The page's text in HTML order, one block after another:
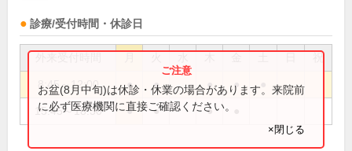
診療/受付時間・休診日
祝
8:45～12:00 ● ● ● ●
15:45～18:30 ● ● ●
お盆(8月中旬)は休診・休業の場合があります。来院前
に必ず医療機関に直接ご確認ください。
×閉じる